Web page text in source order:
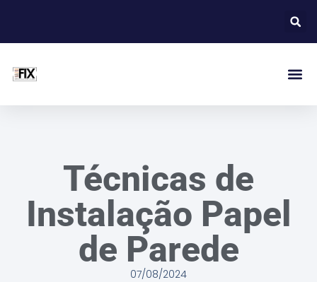
Técnicas de
Instalação Papel
de Parede
07/08/2024